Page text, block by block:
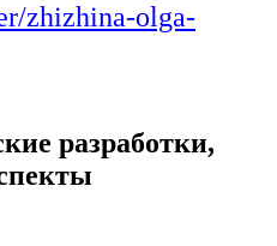
zhizhina-olga-
разработки,